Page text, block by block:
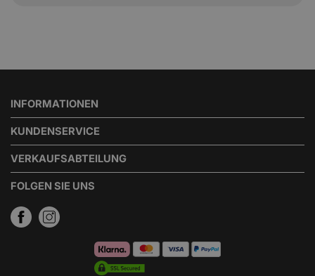
INFORMATIONEN
KUNDENSERVICE
VERKAUFSABTEILUNG
FOLGEN SIE UNS